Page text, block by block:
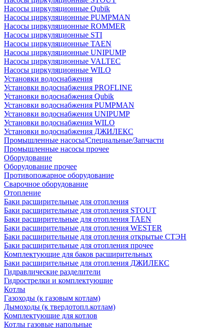
Насосы циркуляционные Qubik
Насосы циркуляционные PUMPMAN
Насосы циркуляционные ROMMER
Насосы циркуляционные STI
Насосы циркуляционные TAEN
Насосы циркуляционные UNIPUMP
Насосы циркуляционные VALTEC
Насосы циркуляционные WILO
Установки водоснабжения
Установки водоснабжения PROFLINE
Установки водоснабжения Qubik
Установки водоснабжения PUMPMAN
Установки водоснабжения UNIPUMP
Установки водоснабжения WILO
Установки водоснабжения ДЖИЛЕКС
Промышленные насосы/Специальные/Запчасти
Промышленные насосы прочее
Оборудование
Оборудование прочее
Противопожарное оборудование
Сварочное оборудование
Отопление
Баки расширительные для отопления
Баки расширительные для отопления STOUT
Баки расширительные для отопления TAEN
Баки расширительные для отопления WESTER
Баки расширительные для отопления открытые СТЭН
Баки расширительные для отопления прочее
Комплектующие для баков расширительных
Баки расширительные для отопления ДЖИЛЕКС
Гидравлические разделители
Гидрострелки и комплектующие
Котлы
Газоходы (к газовым котлам)
Дымоходы (к твердотопл.котлам)
Комплектующие для котлов
Котлы газовые напольные